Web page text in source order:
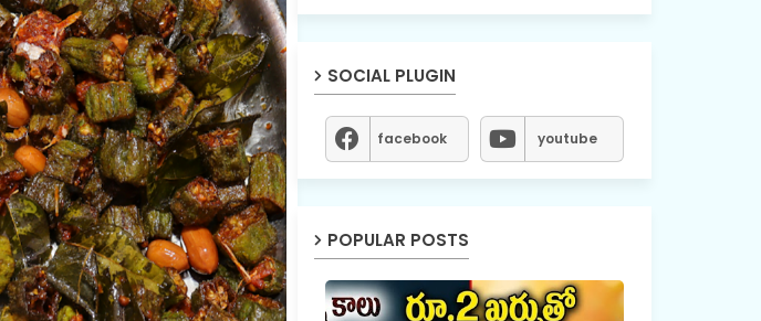
SOCIAL PLUGIN
facebook youtube
POPULAR POSTS